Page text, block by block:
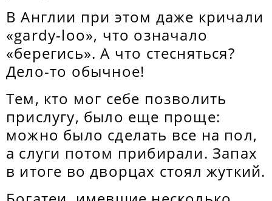
В Англии при этом даже кричали
«gardy-loo», что означало
«берегись». А что стесняться?
Дело-то обычное!
Тем, кто мог себе позволить
прислугу, было еще проще:
можно было сделать все на пол,
а слуги потом прибирали. Запах
в итоге во дворцах стоял жуткий.